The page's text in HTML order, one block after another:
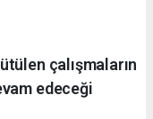
çalışmaların
edeceği